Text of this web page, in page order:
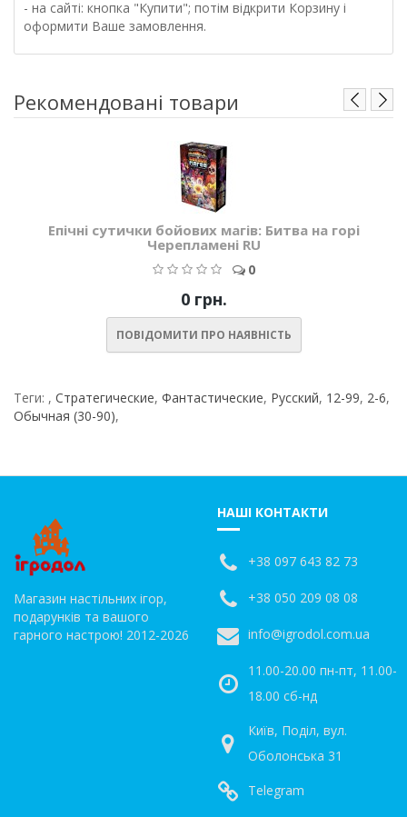
- на сайті: кнопка "Купити"; потім відкрити Корзину і
оформити Ваше замовлення.
Рекомендовані товари
Епічні сутички бойових магів: Битва на горі
Черепламені RU
0
0 грн.
ПОВІДОМИТИ ПРО НАЯВНІСТЬ
Теги: , Стратегические, Фантастические, Русский, 12-99, 2-6,
Обычная (30-90),
Магазин настільних ігор,
подарунків та вашого
гарного настрою! 2012-2026
НАШІ КОНТАКТИ
+38 097 643 82 73
+38 050 209 08 08
info@igrodol.com.ua
11.00-20.00 пн-пт, 11.00-
18.00 сб-нд
Київ, Поділ, вул.
Оболонська 31
Telegram